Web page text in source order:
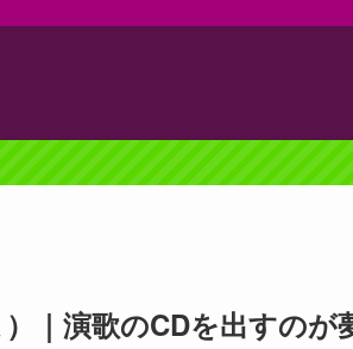
リ
｜演歌のCDを出すのが